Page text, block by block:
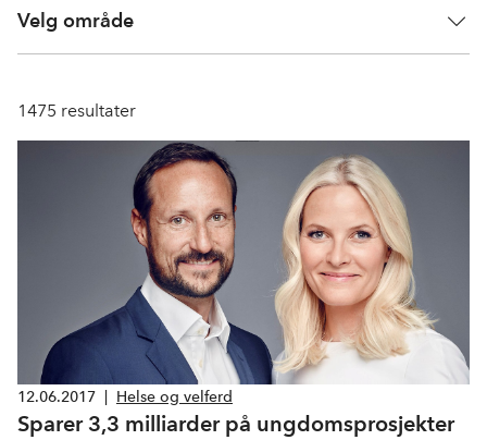
Velg område
1475 resultater
12.06.2017 Helse og velferd
Sparer 3,3 milliarder på ungdomsprosjekter